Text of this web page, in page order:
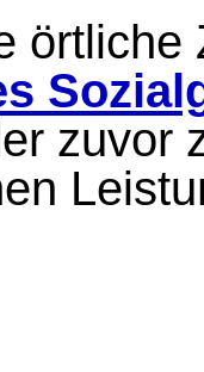
zuvor